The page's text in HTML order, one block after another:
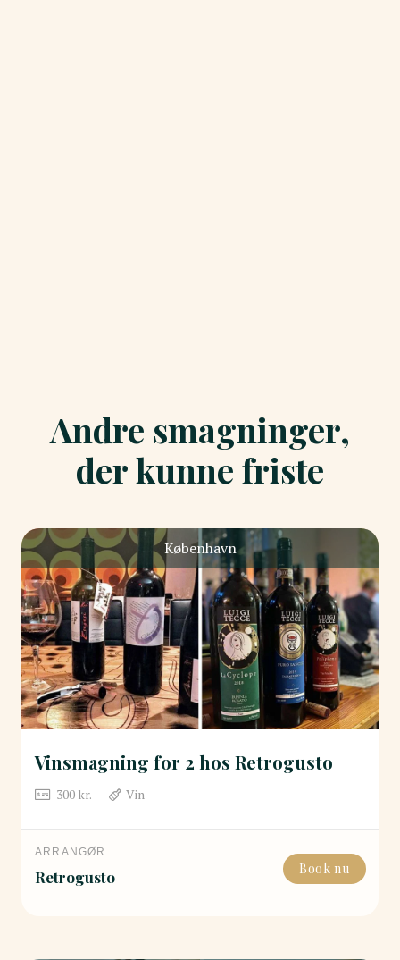
Andre smagninger,
der kunne friste
København
Vinsmagning for 2 hos Retrogusto
300kr. Vin
ARRANGØR
Retrogusto Book nu